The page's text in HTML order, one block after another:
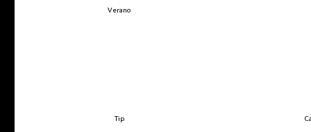
Verano
Tip